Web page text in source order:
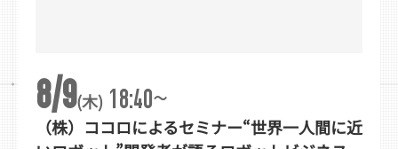
8/9(木) 18:40~
（株）ココロによるセミナー“世界一人間に近